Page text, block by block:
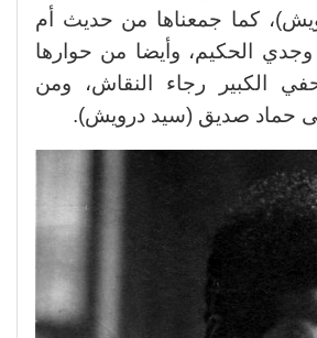
كما جمعناها من حديث أم
وجدي الحكيم، وأيضا من حوارها
الكبير رجاء النقاش، ومن
حماد صديق (سيد درويش).